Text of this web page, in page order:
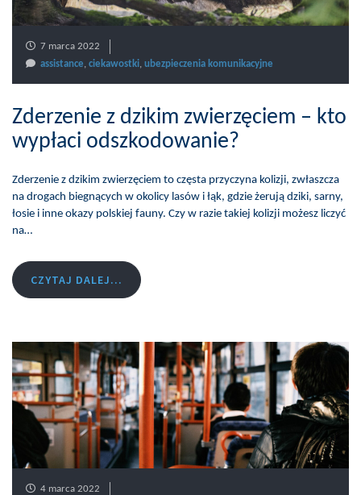
7 marca 2022
assistance, ciekawostki, ubezpieczenia komunikacyjne
Zderzenie z dzikim zwierzęciem – kto
wypłaci odszkodowanie?
Zderzenie z dzikim zwierzęciem to częsta przyczyna kolizji, zwłaszcza
na drogach biegnących w okolicy lasów i łąk, gdzie żerują dziki, sarny,
łosie i inne okazy polskiej fauny. Czy w razie takiej kolizji możesz liczyć
na…
CZYTAJ DALEJ...
4 marca 2022